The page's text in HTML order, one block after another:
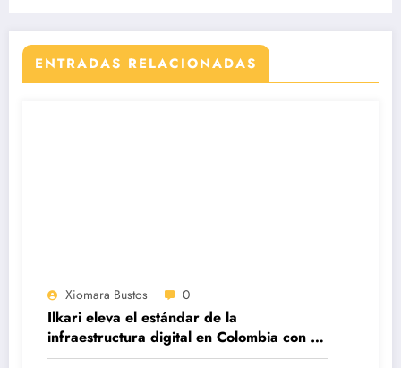
ENTRADAS RELACIONADAS
Xiomara Bustos 0
Ilkari eleva el estándar de la
infraestructura digital en Colombia con su
datacenter certificado Nivel IV de ICREA